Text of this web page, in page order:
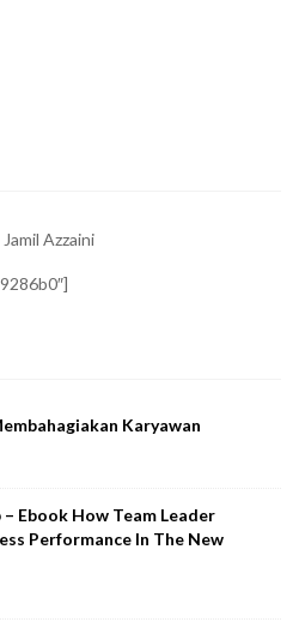
Azzaini
Karyawan
Ebook How Team Leader
Performance In The New